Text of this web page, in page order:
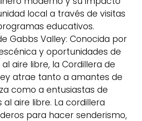
local a través de visitas
educativos.
Gabbs Valley: Conocida por
y oportunidades de
aire libre, la Cordillera de
atrae tanto a amantes de
como a entusiastas de
al aire libre. La cordillera
para hacer senderismo,